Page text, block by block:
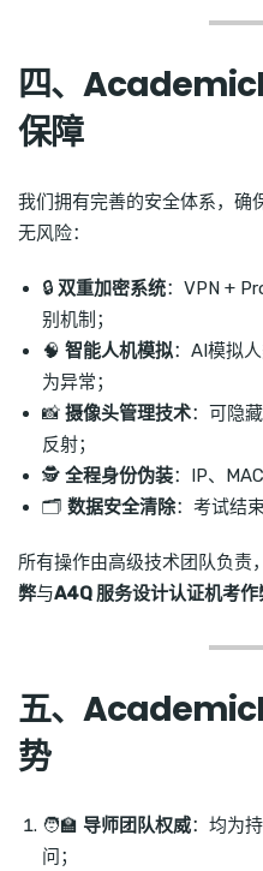
四、
保障
我们拥有完善的安全体系，确
无风险：
🔒 双重加密系统：VPN +
别机制；
🧠 智能人机模拟：AI模拟
为异常；
📸 摄像头管理技术：可隐
反射；
🕵️ 全程身份伪装：IP、
🗂 数据安全清除：考试结
所有操作由高级技术团队负责
弊与A4Q 服务设计认证机考作
五、
势
🧑‍🏫 导师团队权威：均为
问；